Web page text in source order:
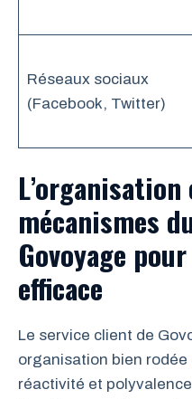
Réseaux sociaux
(Facebook, Twitter)
mécanismes
Govoyage
efficace
Le service client de
organisation bien
réactivité et